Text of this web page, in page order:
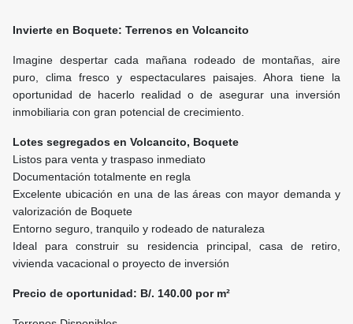
Invierte en Boquete: Terrenos en Volcancito
Imagine despertar cada mañana rodeado de montañas, aire
puro, clima fresco y espectaculares paisajes. Ahora tiene la
oportunidad de hacerlo realidad o de asegurar una inversión
inmobiliaria con gran potencial de crecimiento.
Lotes segregados en Volcancito, Boquete
Listos para venta y traspaso inmediato
Documentación totalmente en regla
Excelente ubicación en una de las áreas con mayor demanda y
valorización de Boquete
Entorno seguro, tranquilo y rodeado de naturaleza
Ideal para construir su residencia principal, casa de retiro,
vivienda vacacional o proyecto de inversión
Precio de oportunidad: B/. 140.00 por m²